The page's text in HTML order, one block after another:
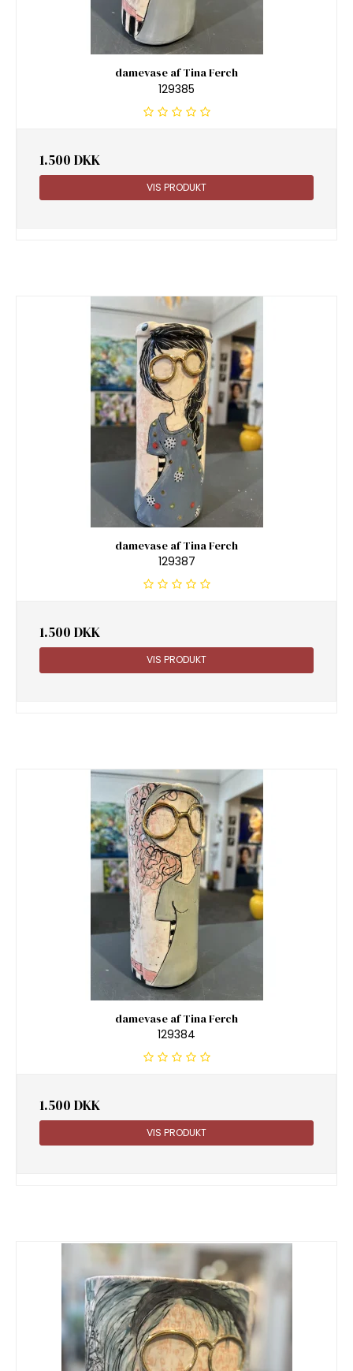
damevase af Tina Ferch
129385
1.500 DKK
VIS PRODUKT
damevase af Tina Ferch
129387
1.500 DKK
VIS PRODUKT
damevase af Tina Ferch
129384
1.500 DKK
VIS PRODUKT